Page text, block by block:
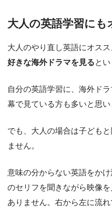
大人の英語学習にも
大人のやり直し英語にオスス
好きな海外ドラマを見ると
自分の英語学習に、海外ド
幕で見ている方も多いと思い
でも、大人の場合は子ども
ません。
意味の分からない英語をか
のセリフを聞きながら映像
ありません。右から左に流れ